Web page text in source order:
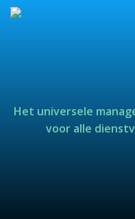
Het universele
voor alle